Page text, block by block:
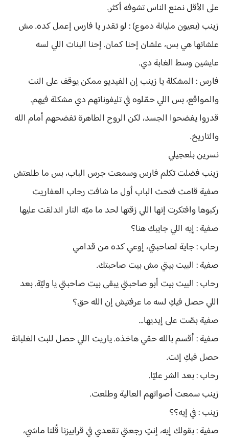
على الأقل نمنع الناس تشوفه أكثر.
زينب (بعيون مليانة دموع) : لو تقدر يا فارس إعمل كده. مش
علشانها هي بس، علشان إحنا كمان. إحنا البنات اللي لسه
عايشين وسط الغابة دي.
فارس : المشكلة يا زينب إن الفيديو ممكن يوقف على النت
والمواقع، بس اللي حمّلوه في تليفوناتهم دي مشكلة فيهم.
قدروا يفضحوا الجسد، لكن الروح الطاهرة تفضحهم أمام الله
والتاريخ.
نسرين بلعجيلي
زينب فضلت تكلم فارس وسمعت جرس الباب، بس ما طلعتش
صفية قامت فتحت الباب أول ما شافت رحاب العفاريت
ركبوها وافتكرت إنها اللي زقتها لحد ما ميّه النار اندلقت عليها
صفية : إيه اللي جايبك هنا؟
رحاب : جاية لصاحبتي، إوعي كده من قدامي
صفية : البيت بيتي مش بيت صاحبتك.
رحاب : البيت بيت أبو صاحبتي يبقى بيت صاحبتي يا وليّة. بعد
اللي حصل فيكِ لسه ما عرفتيش إن الله حق؟
صفية بصّت على إيديها...
صفية : أقسم بالله حقي هاخذه. ياريت اللي حصل للبت الغلبانة
حصل فيكِ إنت.
رحاب : بعد الشر عليّا.
زينب سمعت أصواتهم العالية وطلعت.
زينب : في إيه؟؟
صفية : بقولك إيه، إنتِ رجعتي تقعدي في قرابيزنا قُلنا ماشي،